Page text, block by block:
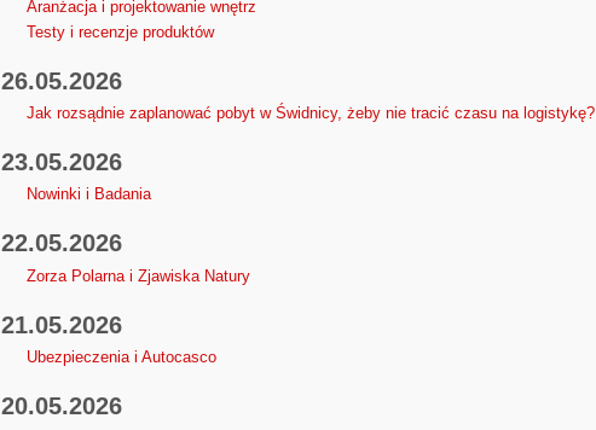
Aranżacja i projektowanie wnętrz
Testy i recenzje produktów
26.05.2026
Jak rozsądnie zaplanować pobyt w Świdnicy, żeby nie tracić czasu na logistykę?
23.05.2026
Nowinki i Badania
22.05.2026
Zorza Polarna i Zjawiska Natury
21.05.2026
Ubezpieczenia i Autocasco
20.05.2026